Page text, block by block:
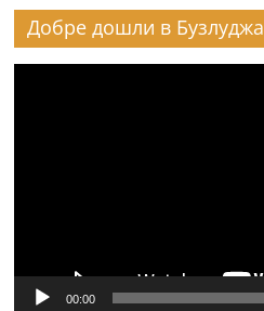
Добре дошли в Бузлуджа
00:00